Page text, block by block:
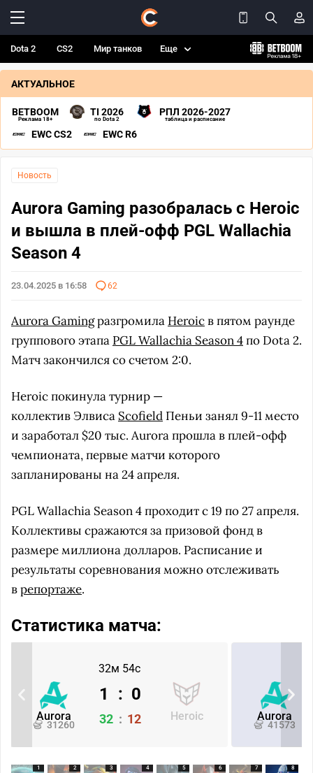
Dota 2 CS2 Мир танков Еще
АКТУАЛЬНОЕ
BETBOOM
Реклама 18+
TI 2026
по Dota 2
РПЛ 2026-2027
таблица и расписание
EWC CS2 EWC R6
Новость
Aurora Gaming разобралась с Heroic
и вышла в плей-офф PGL Wallachia
Season 4
23.04.2025 в 16:58 62
Aurora Gamingразгромила Heroicв пятом раунде
группового этапа PGL Wallachia Season 4по Dota 2.
Матч закончился со счетом 2:0.
Heroic покинула турнир —
коллектив Элвиса Scofield Пеньи занял 9-11 место
и заработал $20 тыс. Aurora прошла в плей-офф
чемпионата, первые матчи которого
запланированы на 24 апреля.
PGL Wallachia Season 4 проходит с 19 по 27 апреля.
Коллективы сражаются за призовой фонд в
размере миллиона долларов. Расписание и
результаты соревнования можно отслеживать
врепортаже.
Статистика матча:
32м 54с
Aurora
31260
Heroic
1 : 0
32 : 12 Aurora
41573
1 2 3 4 5 6 7 8